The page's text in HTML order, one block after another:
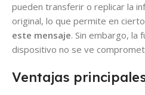
pueden transferir o replicar la
original, lo que permite en
este mensaje. Sin embargo, la
dispositivo no se ve
Ventajas